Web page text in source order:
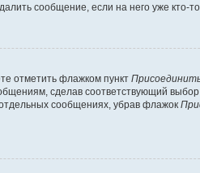
сообщение, если на него уже кто-то
отметить флажком пункт
сделав соответствующий
сообщениях, убрав флажок